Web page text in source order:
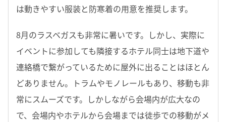
は動きやすい服装と防寒着の用意を推奨します。
8月のラスベガスも非常に暑いです。しかし、実際に
イベントに参加しても隣接するホテル同士は地下道や
連絡橋で繋がっているために屋外に出ることはほとん
どありません。トラムやモノレールもあり、移動も非
常にスムーズです。しかしながら会場内が広大なの
で、会場内やホテルから会場までは徒歩での移動がメ